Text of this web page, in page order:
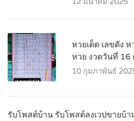
หวยเด็ด เลขดัง
หวย งวดวันที่
10 กุมภาพันธ์
รับโพสต์บ้าน รับโพสต์ลงเวปขายบ้า